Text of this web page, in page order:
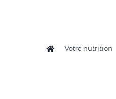
Votre nutrition